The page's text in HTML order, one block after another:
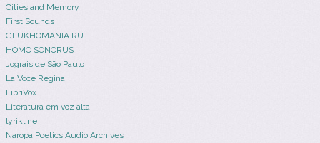
Cities and Memory
First Sounds
GLUKHOMANIA.RU
HOMO SONORUS
Jograis de São Paulo
La Voce Regina
LibriVox
Literatura em voz alta
lyrikline
Naropa Poetics Audio Archives